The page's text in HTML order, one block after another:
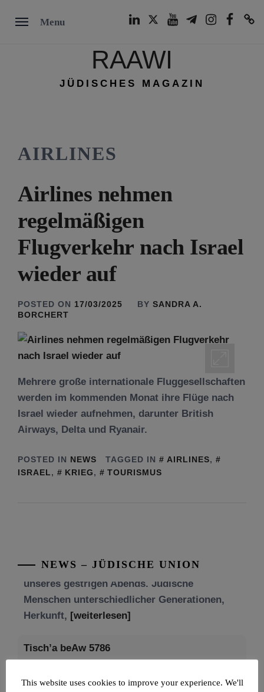
Menu
RAAWI
JÜDISCHES MAGAZIN
AIRLINES
Airlines nehmen
regelmäßigen
Flugverkehr nach Israel
wieder auf
POSTED ON 17/03/2025 BY SANDRA A.
BORCHERT
Mehrere große internationale Fluggesellschaften
werden im kommenden Monat ihre Flüge nach
Israel wieder aufnehmen, darunter British
Airways, Delta und Ryanair.
POSTED IN NEWS TAGGED IN AIRLINES,
ISRAEL, KRIEG, TOURISMUS
NEWS – JÜDISCHE UNION
Menschen unterschiedlicher Generationen,
an die Zerstörung des Ersten und
This website uses cookies to improve your experience. We'll